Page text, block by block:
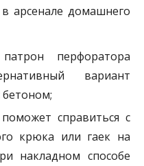
арсенале домашнего
перфоратора
вариант
справиться с
крюка или гаек на
накладном способе